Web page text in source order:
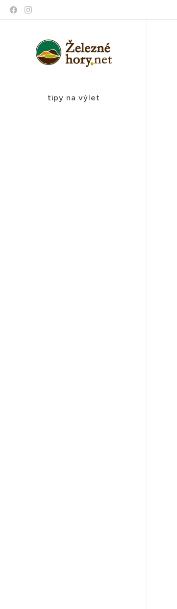
tipy na výlet